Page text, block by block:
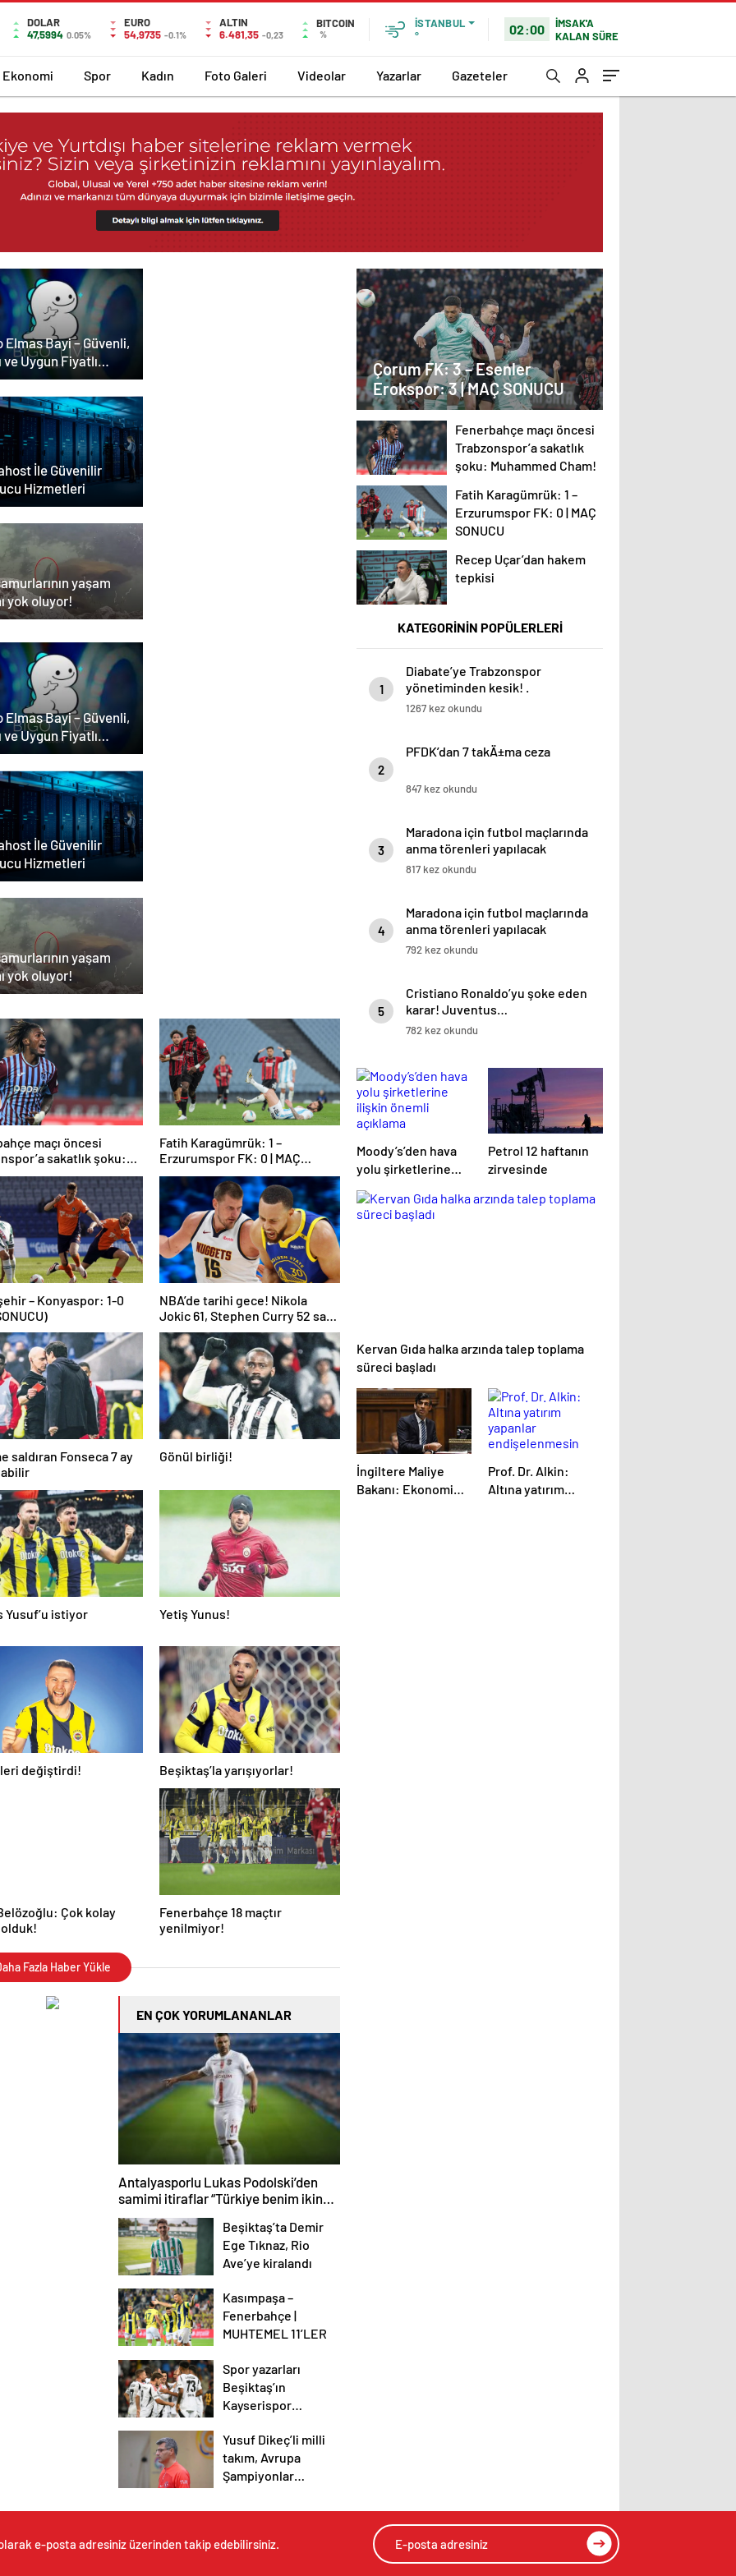
DOLAR
47,5994 0.05%
EURO
54,9735 -0.1%
ALTIN
6.481,35 -0,23
BITCOIN
%
İSTANBUL
°
02:00
İMSAK'A
KALAN SÜRE
Ekonomi Spor Kadın Foto Galeri Videolar Yazarlar Gazeteler
Elmas Bayi – Güvenli,
ve Uygun Fiyatlı
Satın Almanın Yeni
İle Güvenilir
Hizmetleri
yaşam
yok oluyor!
Elmas Bayi – Güvenli,
ve Uygun Fiyatlı
Satın Almanın Yeni
İle Güvenilir
Hizmetleri
yaşam
yok oluyor!
maçı öncesi
sakatlık şoku:
Cham!
Fatih Karagümrük: 1 –
Erzurumspor FK: 0 | MAÇ
SONUCU
– Konyaspor: 1-0
NBA’de tarihi gece! Nikola
Jokic 61, Stephen Curry 52 sayı
attı…
saldıran Fonseca 7 ay
Gönül birliği!
Yusuf’u istiyor Yetiş Yunus!
değiştirdi! Beşiktaş’la yarışıyorlar!
Çok kolay
Fenerbahçe 18 maçtır
yenilmiyor!
Fazla Haber Yükle
EN ÇOK YORUMLANANLAR
Antalyasporlu Lukas Podolski’den
samimi itiraflar “Türkiye benim ikinci
vatanım” .
Beşiktaş’ta Demir
Ege Tıknaz, Rio
Ave’ye kiralandı
Kasımpaşa –
Fenerbahçe |
MUHTEMEL 11’LER
Spor yazarları
Beşiktaş’ın
Kayserispor
değerlendirdi
Yusuf Dikeç’li milli
takım, Avrupa
Şampiyonlar
madalya kazandı
Çorum FK: 3 – Esenler
Erokspor: 3 | MAÇ SONUCU
Fenerbahçe maçı öncesi
Trabzonspor’a sakatlık
şoku: Muhammed Cham!
Fatih Karagümrük: 1 –
Erzurumspor FK: 0 | MAÇ
SONUCU
Recep Uçar’dan hakem
tepkisi
KATEGORİNİN POPÜLERLERİ
1
Diabate’ye Trabzonspor
yönetiminden kesik! .
1267 kez okundu
2
PFDK’dan 7 takÄ±ma ceza
847 kez okundu
3
Maradona için futbol maçlarında
anma törenleri yapılacak
817 kez okundu
4
Maradona için futbol maçlarında
anma törenleri yapılacak
792 kez okundu
5
Cristiano Ronaldo’yu şoke eden
karar! Juventus…
782 kez okundu
Moody’s’den hava
yolu şirketlerine
açıklama
Petrol 12 haftanın
zirvesinde
Kervan Gıda halka arzında talep toplama
süreci başladı
İngiltere Maliye
Bakanı: Ekonomi
Prof. Dr. Alkin:
Altına yatırım
e-posta adresiniz üzerinden takip edebilirsiniz.